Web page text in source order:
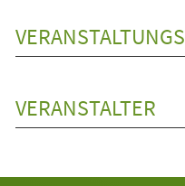
VERANSTALTER